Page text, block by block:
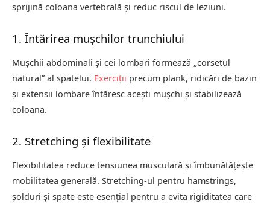
sprijină coloana vertebrală și reduc riscul de leziuni.
1. Întărirea mușchilor trunchiului
Mușchii abdominali și cei lombari formează „corsetul
natural” al spatelui. Exerciții precum plank, ridicări de bazin
și extensii lombare întăresc acești mușchi și stabilizează
coloana.
2. Stretching și flexibilitate
Flexibilitatea reduce tensiunea musculară și îmbunătățește
mobilitatea generală. Stretching-ul pentru hamstrings,
șolduri și spate este esențial pentru a evita rigiditatea care